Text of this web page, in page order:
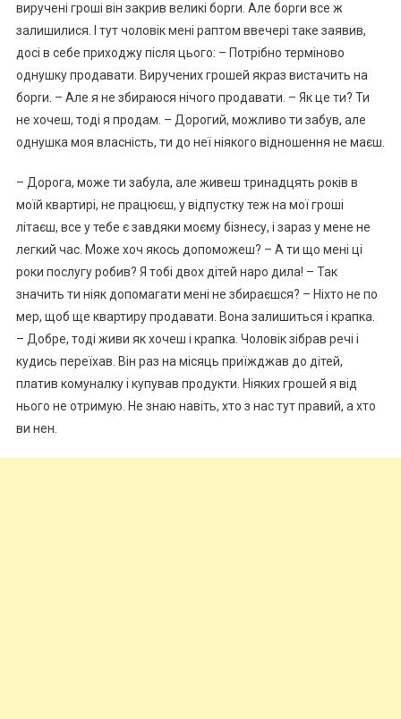
виручені гроші він закрив великі борrи. Але борrи все ж
залишилися. І тут чоловік мені раптом ввечері таке заявив,
досі в себе приходжу після цього: – Потрібно терміново
однушку продавати. Виручених грошей якраз вистачить на
борrи. – Але я не збираюся нічого продавати. – Як це ти? Ти
не хочеш, тоді я продам. – Дорогий, можливо ти забув, але
однушка моя власність, ти до неї ніякого відношення не маєш.
– Дорога, може ти забула, але живеш тринадцять років в
моїй квартирі, не працюєш, у відпустку теж на мої гроші
літаєш, все у тебе є завдяки моєму бізнесу, і зараз у мене не
легкий час. Може хоч якось допоможеш? – А ти що мені ці
роки послугу робив? Я тобі двох дітей наро дила! – Так
значить ти ніяк допомагати мені не збираєшся? – Ніхто не по
мер, щоб ще квартиру продавати. Вона залишиться і крапка.
– Добре, тоді живи як хочеш і крапка. Чоловік зібрав речі і
кудись переїхав. Він раз на місяць приїжджав до дітей,
платив комуналку і купував продукти. Ніяких грошей я від
нього не отримую. Не знаю навіть, хто з нас тут правий, а хто
ви нен.